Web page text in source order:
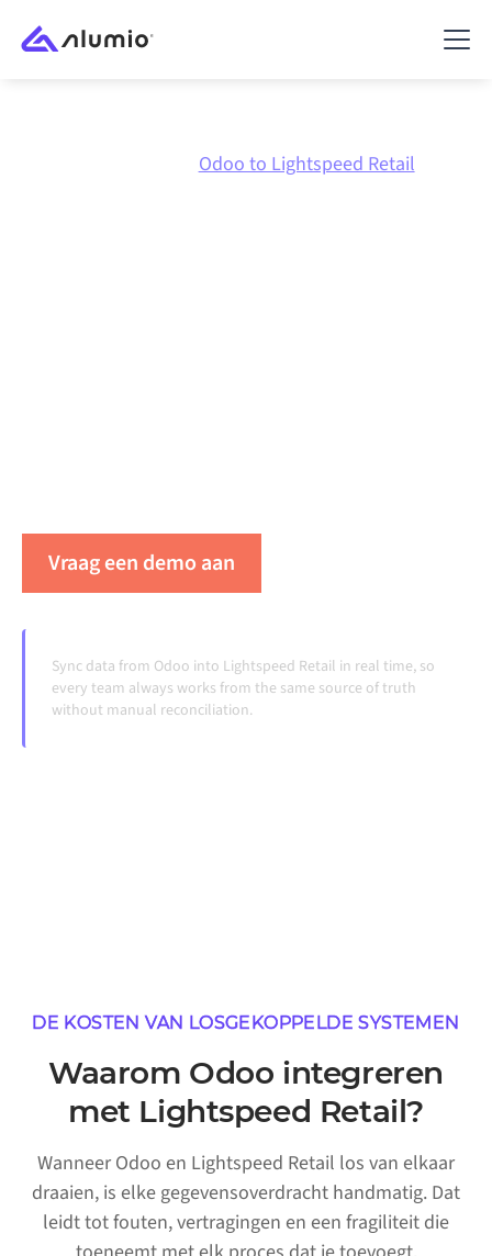
Odoo to Lightspeed Retail
Vraag een demo aan
Sync data from Odoo into Lightspeed Retail in real time, so
every team always works from the same source of truth
without manual reconciliation.
DE KOSTEN VAN LOSGEKOPPELDE SYSTEMEN
Waarom Odoo integreren
met Lightspeed Retail?
Wanneer Odoo en Lightspeed Retail los van elkaar
draaien, is elke gegevensoverdracht handmatig. Dat
leidt tot fouten, vertragingen en een fragiliteit die